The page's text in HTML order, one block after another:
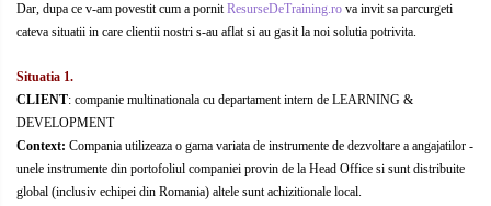
OPERATIUNI TERESTRE MILITARE SI
CIVILE
Performanta Echipei
Rezolvare de Probleme
Rezolvarea Conflictelor /
Neintelegerilor / Disputelor
Dar, dupa ce v-am povestit cum a pornitResurseDeTraining.ro va invit sa parcurgeti
cateva situatii in care clientii nostri s-au aflat si au gasit la noi solutia potrivita.
Situatia 1.
CLIENT: companie multinationala cu departament intern de LEARNING &
DEVELOPMENT
Context: Compania utilizeaza o gama variata de instrumente de dezvoltare a angajatilor -
unele instrumente din portofoliul companiei provin de la Head Office si sunt distribuite
global (inclusiv echipei din Romania) altele sunt achizitionale local.